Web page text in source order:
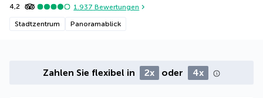
4,2 1.937 Bewertungen
Stadtzentrum Panoramablick
Zahlen Sie flexibel in 2x oder 4x